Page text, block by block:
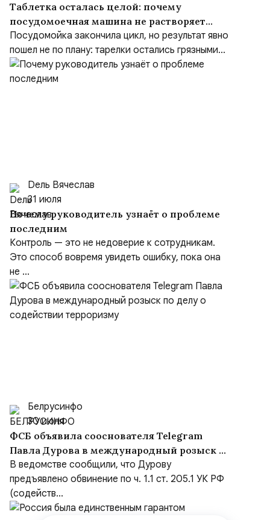
Таблетка осталась целой: почему
посудомоечная машина не растворяет
средство
Посудомойка закончила цикл, но результат явно
пошел не по плану: тарелки остались грязными...
Dель Вячеслав
31 июля
Почему руководитель узнаёт о проблеме
последним
Контроль — это не недоверие к сотрудникам.
Это способ вовремя увидеть ошибку, пока она
не ...
Белрусинфо
30 июля
ФСБ объявила сооснователя Telegram
Павла Дурова в международный розыск по
делу о содействии терроризму
В ведомстве сообщили, что Дурову
предъявлено обвинение по ч. 1.1 ст. 205.1 УК РФ
(содейств...